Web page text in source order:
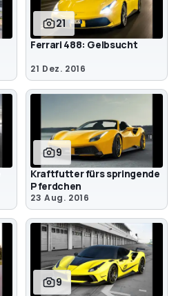
21
Ferrari 488: Gelbsucht
21 Dez. 2016
9
Kraftfutter fürs springende
Pferdchen
23 Aug. 2016
9